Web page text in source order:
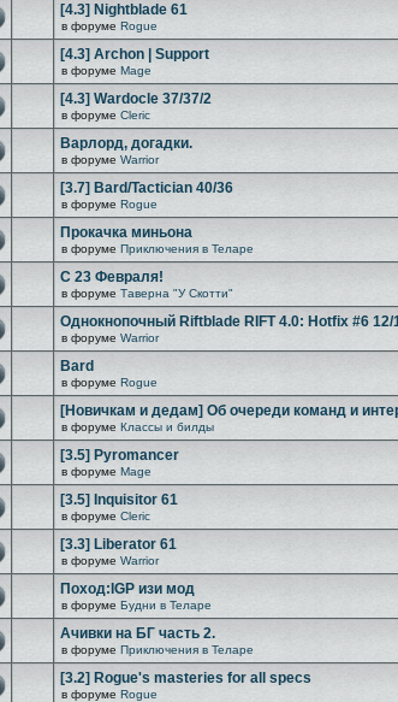
[4.3] Nightblade 61
в форуме Rogue
[4.3] Archon | Support
в форуме Mage
[4.3] Wardocle 37/37/2
в форуме Cleric
Варлорд, догадки.
в форуме Warrior
[3.7] Bard/Tactician 40/36
в форуме Rogue
Прокачка миньона
в форуме Приключения в Теларе
С 23 Февраля!
в форуме Таверна "У Скотти"
Однокнопочный Riftblade RIFT 4.0: Hotfix #6 12/
в форуме Warrior
Bard
в форуме Rogue
[Новичкам и дедам] Об очереди команд и
в форуме Классы и билды
[3.5] Pyromancer
в форуме Mage
[3.5] Inquisitor 61
в форуме Cleric
[3.3] Liberator 61
в форуме Warrior
Поход:IGP изи мод
в форуме Будни в Теларе
Ачивки на БГ часть 2.
в форуме Приключения в Теларе
[3.2] Rogue's masteries for all specs
в форуме Rogue